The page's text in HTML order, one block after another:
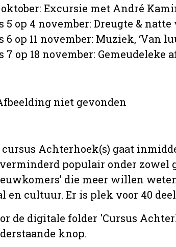
oktober: Excursie met André
5 op 4 november: Dreugte & natte
6 op 11 november: Muziek, ‘Van
7 op 18 november: Gemeudeleke
cursus Achterhoek(s) gaat
populair onder zowel
die meer willen
en cultuur. Er is plek voor 40
de digitale folder 'Cursus
knop.